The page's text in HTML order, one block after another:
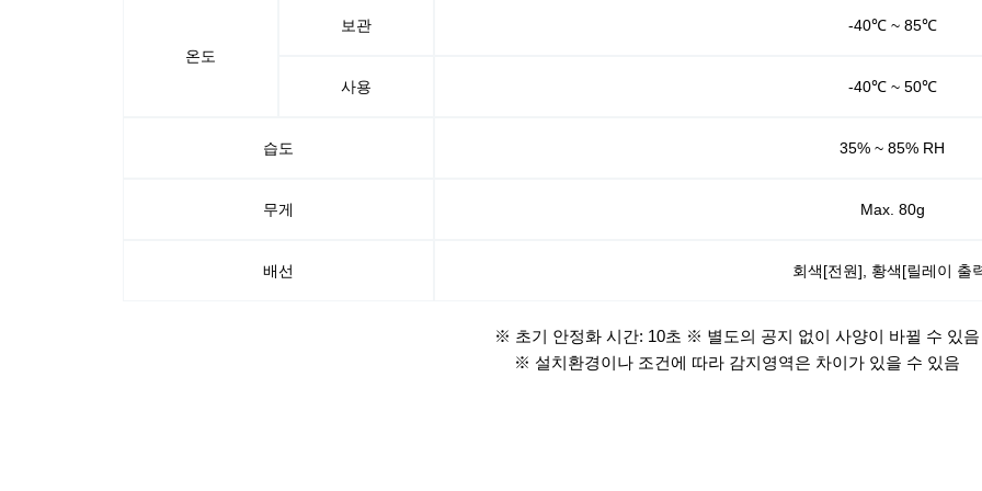
온도
보관 -40℃ ~ 85℃
사용 -40℃ ~ 50℃
습도 35% ~ 85% RH
무게 Max. 80g
배선 회색[전원], 황색[릴레이 출
※ 초기 안정화 시간: 10초 ※ 별도의 공지 없이 사양이 바뀔 수 있음
※ 설치환경이나 조건에 따라 감지영역은 차이가 있을 수 있음